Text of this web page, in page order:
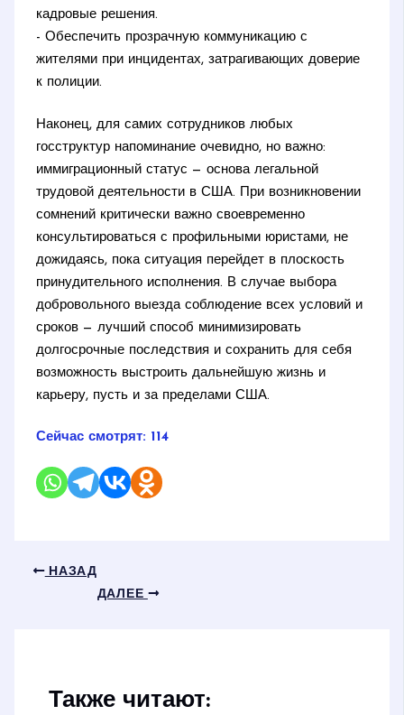
кадровые решения.
- Обеспечить прозрачную коммуникацию с
жителями при инцидентах, затрагивающих доверие
к полиции.
Наконец, для самих сотрудников любых
госструктур напоминание очевидно, но важно:
иммиграционный статус — основа легальной
трудовой деятельности в США. При возникновении
сомнений критически важно своевременно
консультироваться с профильными юристами, не
дожидаясь, пока ситуация перейдет в плоскость
принудительного исполнения. В случае выбора
добровольного выезда соблюдение всех условий и
сроков — лучший способ минимизировать
долгосрочные последствия и сохранить для себя
возможность выстроить дальнейшую жизнь и
карьеру, пусть и за пределами США.
Сейчас смотрят: 114
НАЗАД
ДАЛЕЕ
Также читают: